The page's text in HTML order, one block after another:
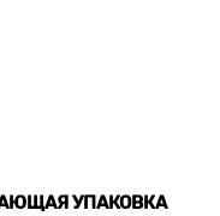
УПАКОВКА